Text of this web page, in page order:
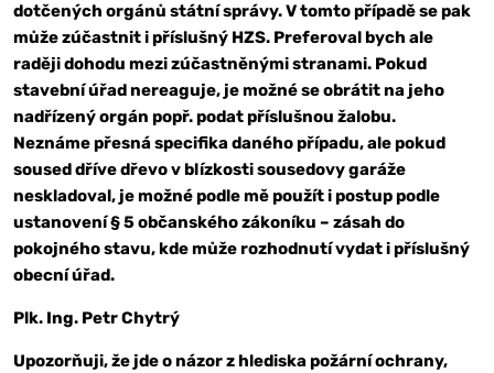
dotčených orgánů státní správy. V tomto případě se pak
může zúčastnit i příslušný HZS. Preferoval bych ale
raději dohodu mezi zúčastněnými stranami. Pokud
stavební úřad nereaguje, je možné se obrátit na jeho
nadřízený orgán popř. podat příslušnou žalobu.
Neznáme přesná specifika daného případu, ale pokud
soused dříve dřevo v blízkosti sousedovy garáže
neskladoval, je možné podle mě použít i postup podle
ustanovení § 5 občanského zákoníku – zásah do
pokojného stavu, kde může rozhodnutí vydat i příslušný
obecní úřad.
Plk. Ing. Petr Chytrý
Upozorňuji, že jde o názor z hlediska požární ochrany,